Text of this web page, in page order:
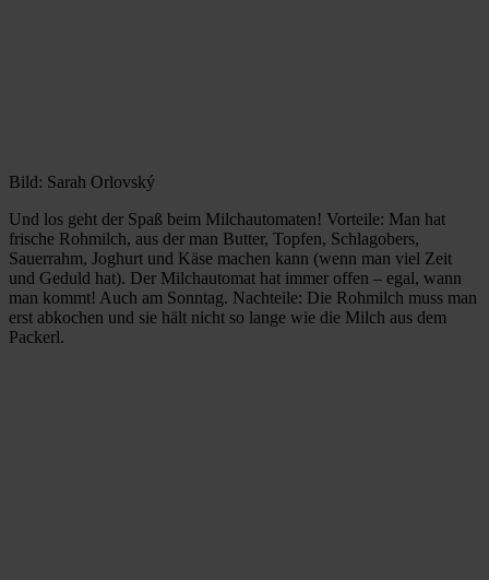
Bild: Sarah Orlovský
Und los geht der Spaß beim Milchautomaten! Vorteile: Man hat
frische Rohmilch, aus der man Butter, Topfen, Schlagobers,
Sauerrahm, Joghurt und Käse machen kann (wenn man viel Zeit
und Geduld hat). Der Milchautomat hat immer offen – egal, wann
man kommt! Auch am Sonntag. Nachteile: Die Rohmilch muss man
erst abkochen und sie hält nicht so lange wie die Milch aus dem
Packerl.